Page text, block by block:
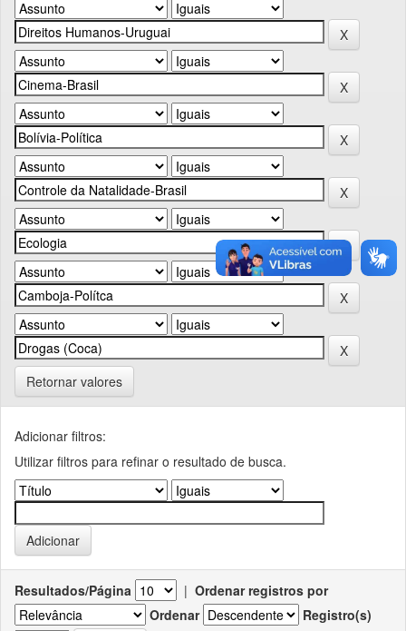
Retornar valores
Adicionar filtros:
Utilizar filtros para refinar o resultado de busca.
Resultados/Página | Ordenar registros por
Ordenar
Registro(s)